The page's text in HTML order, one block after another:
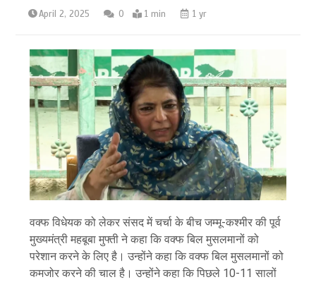
April 2, 2025 0 1 min 1 yr
वक्फ विधेयक को लेकर संसद में चर्चा के बीच जम्मू-कश्मीर की पूर्व
मुख्यमंत्री महबूबा मुफ्ती ने कहा कि वक्फ बिल मुसलमानों को
परेशान करने के लिए है। उन्होंने कहा कि वक्फ बिल मुसलमानों को
कमजोर करने की चाल है। उन्होंने कहा कि पिछले 10-11 सालों